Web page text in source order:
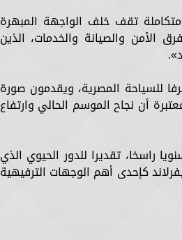
تقف خلف الواجهة المبهرة
الأمن والصيانة والخدمات، الذين
للسياحة المصرية، ويقدمون صورة
أن نجاح الموسم الحالي وارتفاع
راسخا، تقديرا للدور الحيوي الذي
كإحدى أهم الوجهات الترفيهية